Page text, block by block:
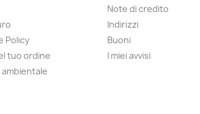
Policy
tuo ordine
Note di credito
Indirizzi
Buoni
I miei avvisi